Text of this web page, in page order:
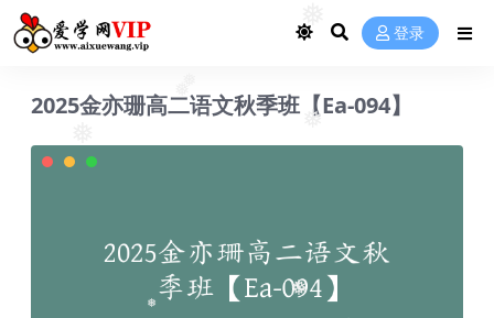
❅
❅
❅
❅
❅ 登录
2025金亦珊高二语文秋季班【Ea-094】